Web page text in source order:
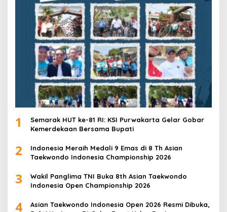
1
Semarak HUT ke-81 RI: KSI Purwakarta Gelar Gobar
Kemerdekaan Bersama Bupati
2
Indonesia Meraih Medali 9 Emas di 8 Th Asian
Taekwondo Indonesia Championship 2026
3
Wakil Panglima TNI Buka 8th Asian Taekwondo
Indonesia Open Championship 2026
4
Asian Taekwondo Indonesia Open 2026 Resmi Dibuka,